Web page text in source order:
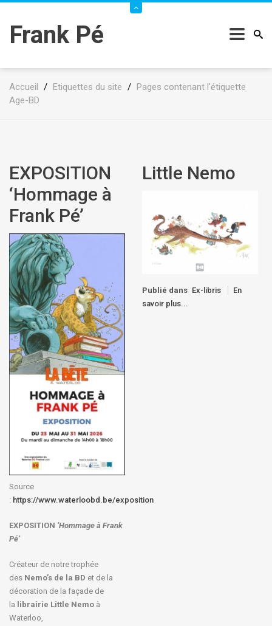
Frank Pé
Accueil / Etiquettes du site / Pages contenant l'étiquette
Age-BD
EXPOSITION
‘Hommage à
Frank Pé’
Source
: https://www.waterloobd.be/exposition
EXPOSITION ‘Hommage à Frank
Pé’
Créateur de notre trophée
des Nemo’s de la BD et de la
décoration de la façade de
la librairie Little Nemo à
Waterloo,
Little Nemo
Publié dans Ex-libris
En
savoir plus...